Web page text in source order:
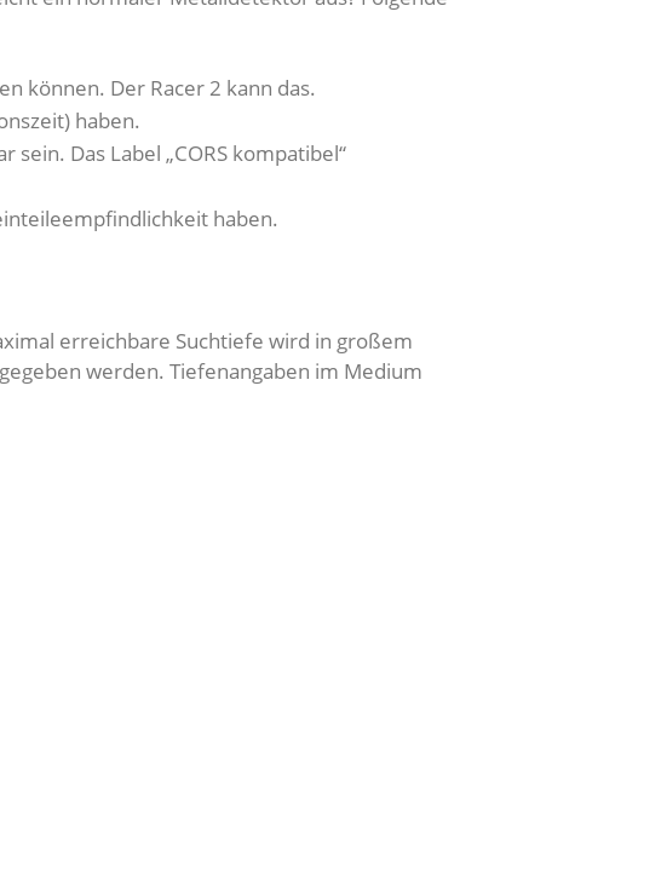
können. Der Racer 2 kann das.
haben.
Das Label „CORS kompatibel“
haben.
erreichbare Suchtiefe wird in großem
werden. Tiefenangaben im Medium